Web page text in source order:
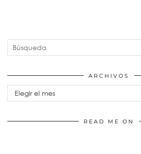
ARCHIVOS
Archivos
READ ME ON